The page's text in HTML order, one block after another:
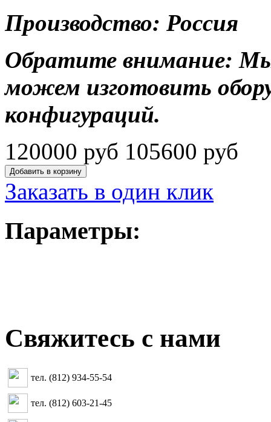
Производство: Россия
Обратите внимание: Мы
можем изготовить
конфигураций.
120000 руб 105600 руб
Заказать в один клик
Параметры:
Свяжитесь с нами
тел. (812) 934-55-54
тел. (812) 603-21-45